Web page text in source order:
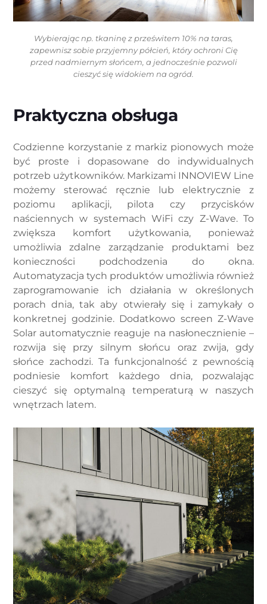
Wybierając np. tkaninę z prześwitem 10% na taras,
zapewnisz sobie przyjemny półcień, który ochroni Cię
przed nadmiernym słońcem, a jednocześnie pozwoli
cieszyć się widokiem na ogród.
Praktyczna obsługa
Codzienne korzystanie z markiz pionowych może
być proste i dopasowane do indywidualnych
potrzeb użytkowników. Markizami INNOVIEW Line
możemy sterować ręcznie lub elektrycznie z
poziomu aplikacji, pilota czy przycisków
naściennych w systemach WiFi czy Z-Wave. To
zwiększa komfort użytkowania, ponieważ
umożliwia zdalne zarządzanie produktami bez
konieczności podchodzenia do okna.
Automatyzacja tych produktów umożliwia również
zaprogramowanie ich działania w określonych
porach dnia, tak aby otwierały się i zamykały o
konkretnej godzinie. Dodatkowo screen Z-Wave
Solar automatycznie reaguje na nasłonecznienie –
rozwija się przy silnym słońcu oraz zwija, gdy
słońce zachodzi. Ta funkcjonalność z pewnością
podniesie komfort każdego dnia, pozwalając
cieszyć się optymalną temperaturą w naszych
wnętrzach latem.